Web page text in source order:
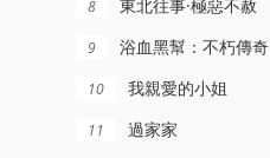
8 東北往事·極惡不赦
9 浴血黑幫：不朽傳奇
10 我親愛的小姐
11 過家家